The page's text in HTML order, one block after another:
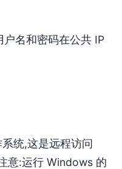
名和密码在公共 IP
统,这是远程访问
意:运行 Windows 的